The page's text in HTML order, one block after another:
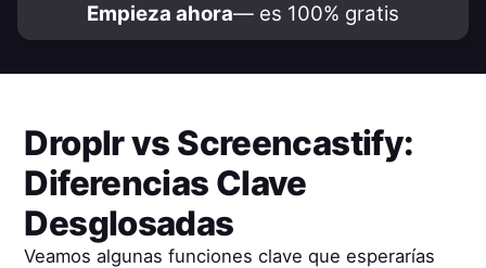
Empieza ahora— es 100% gratis
Droplrvs Screencastify:
Diferencias Clave
Desglosadas
Veamos algunas funciones clave que esperarías